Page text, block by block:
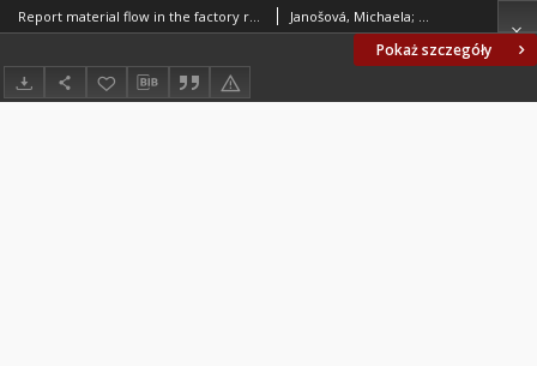
Pokaż szczegóły
Report material flow in the factory real-time integrated in the Enterprise Resource Planning (ERP system) Janošová, Michaela; Škulec, Rastislav; Halenár, Marek; Hujo, Ľubomír